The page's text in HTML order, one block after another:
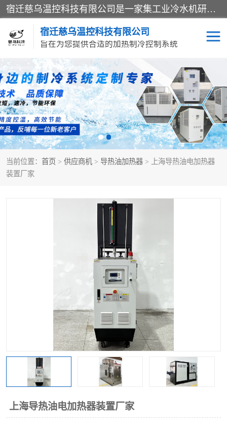
宿迁慈乌温控科技有限公司是一家集工业冷水机研发、制造、营销、服务于一体的技术生产型企业，经营范围包括：冷水机、螺杆式冷水机组、工业冷水机、水冷式冷水机、风冷式冷水机组、风冷螺杆式冷冻机组、冷冻机、注塑专用冷水机、混泥土专用冷水机、低温防爆冷水机组等。专业温控设备供应商 模温机/冷水机/导热油炉定制服务等
宿迁慈乌温控科技有限公司
旨在为您提供合适的加热制冷控制系统
当前位置： 首页 > 供应商机 > 导热油加热器 > 上海导热油电加热器
装置厂家
上海导热油电加热器装置厂家
冷水机 模温机
导热油加热器